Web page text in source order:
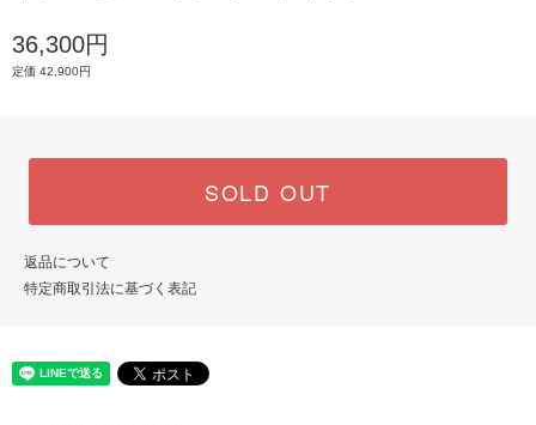
36,300円
定価 42,900円
SOLD OUT
返品について
特定商取引法に基づく表記